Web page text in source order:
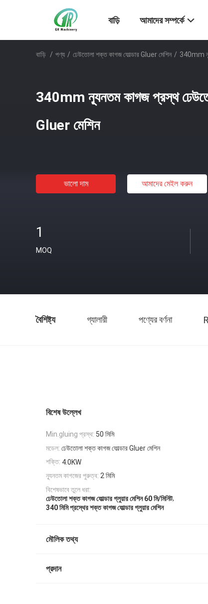
বাড়ি আমাদের সম্পর্কে
বাড়ি / পণ্য / ঢেউতোলা শক্ত কাগজ ফোল্ডার Gluer মেশিন / 340mm
340mm ন্যূনতম কাগজ প্রস্থ
Gluer মেশিন
ভালো দাম আমাদের মেইল ​​করুন
1
MOQ
বৈশিষ্ট্য গ্যালারী পণ্যের বর্ণনা
বিশেষ উল্লেখ
Min.gluing প্রস্থ: 50 মিমি
মডেল: ঢেউতোলা শক্ত কাগজ ফোল্ডার Gluer মেশিন
শক্তি: 4.0KW
ন্যূনতম কাগজের পুরুত্ব: 2 মিমি
বিশেষভাবে তুলে ধরা:
ঢেউতোলা শক্ত কাগজ ফোল্ডার গ্লুয়ার মেশিন 60 মি/মিনিট,
340 মিমি প্রস্থের শক্ত কাগজ ফোল্ডার গ্লুয়ার মেশিন
মৌলিক তথ্য
প্রদান